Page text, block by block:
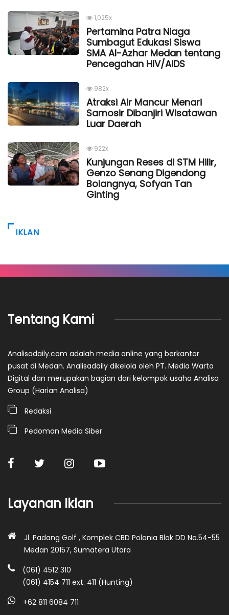
1,025x
Pertamina Patra Niaga
Sumbagut Edukasi Siswa
SMA Al-Azhar Medan tentang
Pencegahan HIV/AIDS
982x
Atraksi Air Mancur Menari
Samosir Dibanjiri Wisatawan
Luar Daerah
922x
Kunjungan Reses di STM Hilir,
Genzo Senang Digendong
Bolangnya, Sofyan Tan
Ginting
IKLAN
Tentang Kami
Analisadaily.com adalah media online yang berkantor
pusat di Medan. Analisadaily dikelola oleh PT. Media Warta
Digital dan merupakan bagian dari kelompok usaha Analisa
Group (Harian Analisa)
Redaksi
Pedoman Media Siber
Layanan Iklan
Jl. Padang Golf , Komplek CBD Polonia Blok DD No.54-55
Medan 20157, Sumatera Utara
(061) 4512 310
(061) 4154 711 ext. 411 (Hunting)
+62 811 6084 711